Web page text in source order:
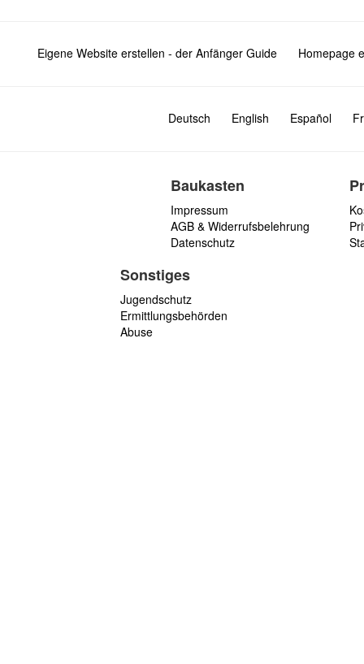
Eigene Website erstellen - der Anfänger Guide Homepage
Deutsch English Español
Baukasten
Impressum
AGB & Widerrufsbelehrung
Datenschutz
Sonstiges
Jugendschutz
Ermittlungsbehörden
Abuse